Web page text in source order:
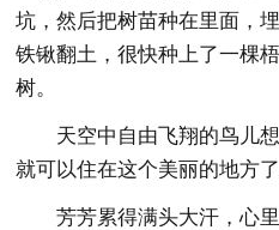
坑，然后把树苗种在里面，
铁锹翻土，很快种上了一棵
树。
天空中自由飞翔的鸟儿
就可以住在这个美丽的地方了
芳芳累得满头大汗，心